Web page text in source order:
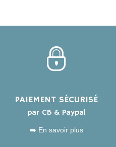
PAIEMENT SÉCURISÉ
par CB & Paypal
➡️ En savoir plus